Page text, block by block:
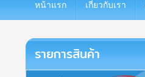
หน้าแรก เกี่ยวกับเรา
รายการสินค้า